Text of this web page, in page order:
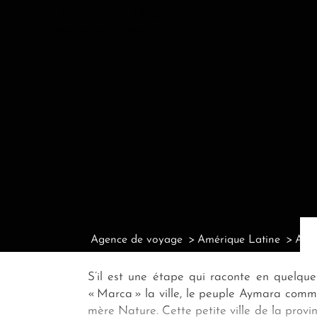
Agence de voyage Amérique Latine
S’il est une étape qui raconte en
« Marca » la ville, le peuple Aymara
mère Nature. Cette petite ville de la